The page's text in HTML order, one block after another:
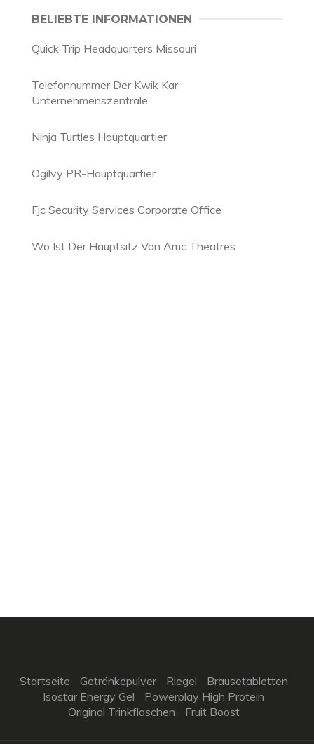
BELIEBTE INFORMATIONEN
Quick Trip Headquarters Missouri
Telefonnummer Der Kwik Kar
Unternehmenszentrale
Ninja Turtles Hauptquartier
Ogilvy PR-Hauptquartier
Fjc Security Services Corporate Office
Wo Ist Der Hauptsitz Von Amc Theatres
Startseite Getränkepulver Riegel
Brausetabletten
Isostar Energy Gel
Powerplay High Protein
Original Trinkflaschen
Fruit Boost